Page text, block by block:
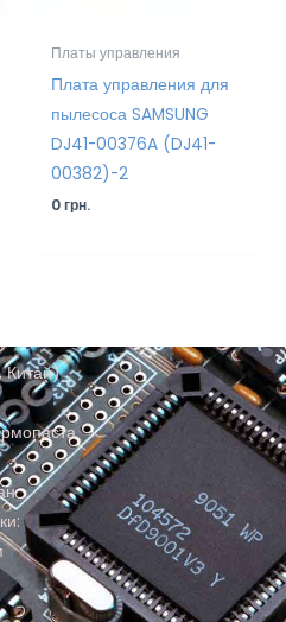
Платы управления
Плата управления для
пылесоса SAMSUNG
DJ41-00376A (DJ41-
00382)-2
0грн.
Китай)